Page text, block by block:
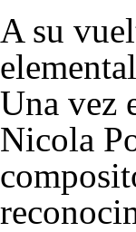
A su
Una vez
Nicola